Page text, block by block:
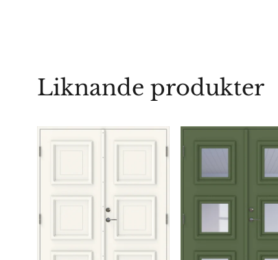
Liknande produkter